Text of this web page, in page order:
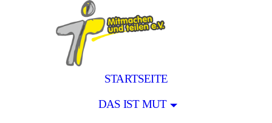
STARTSEITE
DAS IST MUT